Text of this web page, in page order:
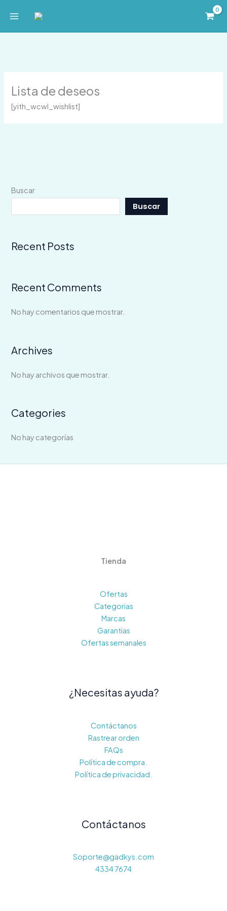
Lista de deseos
[yith_wcwl_wishlist]
Buscar
Buscar
Recent Posts
Recent Comments
No hay comentarios que mostrar.
Archives
No hay archivos que mostrar.
Categories
No hay categorías
Tienda
Ofertas
Categorias
Marcas
Garantias
Ofertas semanales
¿Necesitas ayuda?
Contáctanos
Rastrear orden
FAQs
Política de compra.
Política de privacidad.
Contáctanos
Soporte@gadkys.com
4334 7674